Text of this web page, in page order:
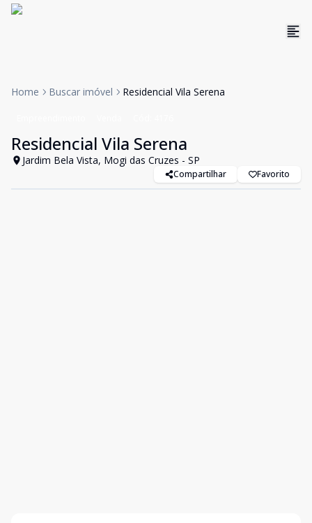
Home Buscar imóvel Residencial Vila Serena
Residencial Vila Serena
Jardim Bela Vista, Mogi das Cruzes - SP
Compartilhar Favorito